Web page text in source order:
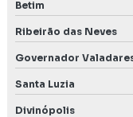
Licenciamento
Licenciamento
Licenciamento
Betim
Ribeirão das Neves
Governador
Santa Luzia
Divinópolis